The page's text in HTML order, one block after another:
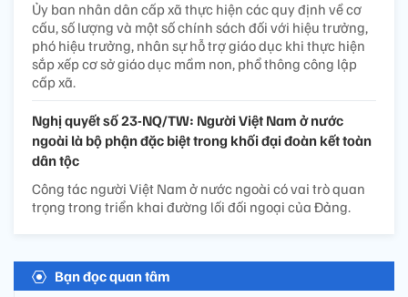
Ủy ban nhân dân cấp xã thực hiện các quy định về cơ
cấu, số lượng và một số chính sách đối với hiệu trưởng,
phó hiệu trưởng, nhân sự hỗ trợ giáo dục khi thực hiện
sắp xếp cơ sở giáo dục mầm non, phổ thông công lập
cấp xã.
Nghị quyết số 23-NQ/TW: Người Việt Nam ở nước
ngoài là bộ phận đặc biệt trong khối đại đoàn kết toàn
dân tộc
Công tác người Việt Nam ở nước ngoài có vai trò quan
trọng trong triển khai đường lối đối ngoại của Đảng.
Bạn đọc quan tâm